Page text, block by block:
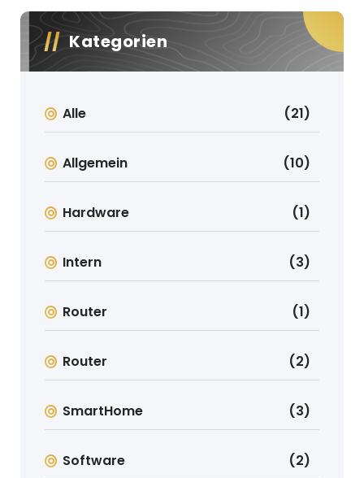
Kategorien
Alle (21)
Allgemein (10)
Hardware (1)
Intern (3)
Router (1)
Router (2)
SmartHome (3)
Software (2)